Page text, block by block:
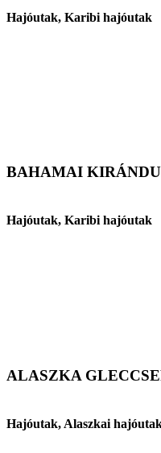
Hajóutak, Karibi hajóutak
BAHAMAI
Hajóutak, Karibi hajóutak
ALASZKA
Hajóutak, Alaszkai